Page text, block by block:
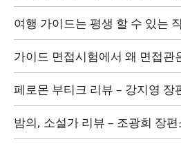
여행 가이드는 평생 할 수 있는
가이드 면접시험에서 왜 면접관
페로몬 부티크 리뷰 – 강지영 장
밤의, 소설가 리뷰 – 조광희 장편